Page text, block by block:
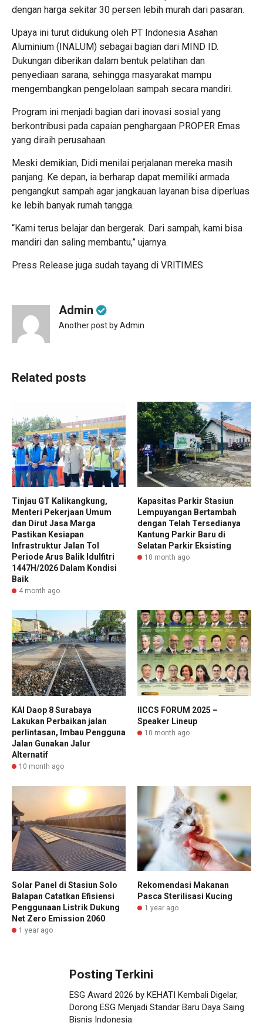
dengan harga sekitar 30 persen lebih murah dari pasaran.
Upaya ini turut didukung oleh PT Indonesia Asahan
Aluminium (INALUM) sebagai bagian dari MIND ID.
Dukungan diberikan dalam bentuk pelatihan dan
penyediaan sarana, sehingga masyarakat mampu
mengembangkan pengelolaan sampah secara mandiri.
Program ini menjadi bagian dari inovasi sosial yang
berkontribusi pada capaian penghargaan PROPER Emas
yang diraih perusahaan.
Meski demikian, Didi menilai perjalanan mereka masih
panjang. Ke depan, ia berharap dapat memiliki armada
pengangkut sampah agar jangkauan layanan bisa diperluas
ke lebih banyak rumah tangga.
“Kami terus belajar dan bergerak. Dari sampah, kami bisa
mandiri dan saling membantu,” ujarnya.
Press Release juga sudah tayang di VRITIMES
Admin
Another post by Admin
Related posts
Tinjau GT Kalikangkung,
Menteri Pekerjaan Umum
dan Dirut Jasa Marga
Pastikan Kesiapan
Infrastruktur Jalan Tol
Periode Arus Balik Idulfitri
1447H/2026 Dalam Kondisi
Baik
4 month ago
Kapasitas Parkir Stasiun
Lempuyangan Bertambah
dengan Telah Tersedianya
Kantung Parkir Baru di
Selatan Parkir Eksisting
10 month ago
KAI Daop 8 Surabaya
Lakukan Perbaikan jalan
perlintasan, Imbau Pengguna
Jalan Gunakan Jalur
Alternatif
10 month ago
IICCS FORUM 2025 –
Speaker Lineup
10 month ago
Solar Panel di Stasiun Solo
Balapan Catatkan Efisiensi
Penggunaan Listrik Dukung
Net Zero Emission 2060
1 year ago
Rekomendasi Makanan
Pasca Sterilisasi Kucing
1 year ago
Posting Terkini
ESG Award 2026 by KEHATI Kembali Digelar,
Dorong ESG Menjadi Standar Baru Daya Saing
Bisnis Indonesia